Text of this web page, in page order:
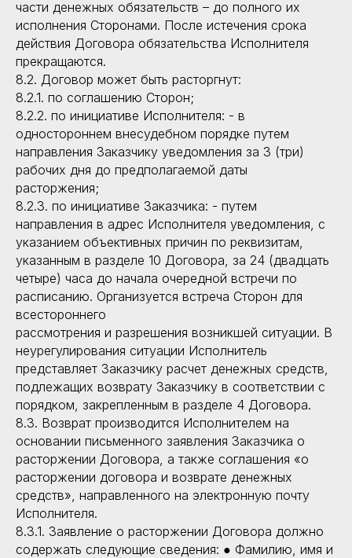
части денежных обязательств – до полного их
исполнения Сторонами. После истечения срока
действия Договора обязательства Исполнителя
прекращаются.
8.2. Договор может быть расторгнут:
8.2.1. по соглашению Сторон;
8.2.2. по инициативе Исполнителя: - в
одностороннем внесудебном порядке путем
направления Заказчику уведомления за 3 (три)
рабочих дня до предполагаемой даты
расторжения;
8.2.3. по инициативе Заказчика: - путем
направления в адрес Исполнителя уведомления, с
указанием объективных причин по реквизитам,
указанным в разделе 10 Договора, за 24 (двадцать
четыре) часа до начала очередной встречи по
расписанию. Организуется встреча Сторон для
всестороннего
рассмотрения и разрешения возникшей ситуации. В
неурегулирования ситуации Исполнитель
представляет Заказчику расчет денежных средств,
подлежащих возврату Заказчику в соответствии с
порядком, закрепленным в разделе 4 Договора.
8.3. Возврат производится Исполнителем на
основании письменного заявления Заказчика о
расторжении Договора, а также соглашения «о
расторжении договора и возврате денежных
средств», направленного на электронную почту
Исполнителя.
8.3.1. Заявление о расторжении Договора должно
содержать следующие сведения: ● Фамилию, имя и
Курс актерского и ораторского мастерства для подростков
Курс актерского и ораторского мастерства для детей
Мастер-классы
МК по сценической речи Нины Амелиной
МК по актерскому мастерству Ларисы Барановой
МК по технике речи Маргариты Радциг
МК по ораторскому искусству Галии Фатхутдиновой
МК по актерскому мастерству Кирила Ковбаса
МК по публичным выступлениям Виктории Чернышевой
О компании
О Реформа лаб
Педагоги
Отзывы
Контакты
Журнал
Контакты
+7 (966) 445 23 03
sales@reforma-lab.com
Москва, Комсомольский
проспект д. 16/2, стр. 3,
Москва, Проспект
Вернадского, д. 76, МГИМО
Государственная
лицензия
© 2015–2026 Reformalab. Все права защищены.
Лицензия №Л035-01298/00575639
Политика конфиденциальности
Москва, Пятницкая улица,
д. 13с1, 4 этаж, REFORMA
Карта сайта
Оферта
Документы